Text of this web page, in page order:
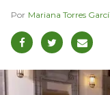
Mariana Torres